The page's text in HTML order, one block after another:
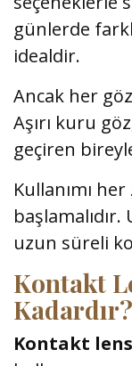
günlerde
idealdir.
Ancak her
Aşırı kuru
geçiren
Kullanımı
başlamalıdır.
uzun süreli
Kontakt
Kadardır?
Kontakt lens